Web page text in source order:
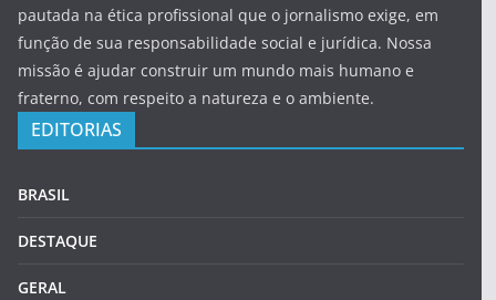
pautada na ética profissional que o jornalismo exige, em
função de sua responsabilidade social e jurídica. Nossa
missão é ajudar construir um mundo mais humano e
fraterno, com respeito a natureza e o ambiente.
EDITORIAS
BRASIL
DESTAQUE
GERAL